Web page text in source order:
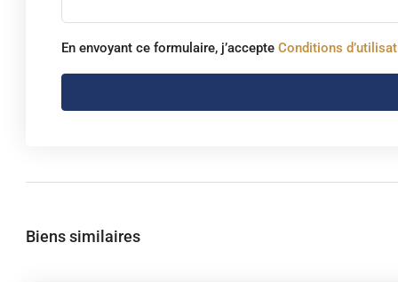
En envoyant ce formulaire, j’accepte Conditions
Biens similaires